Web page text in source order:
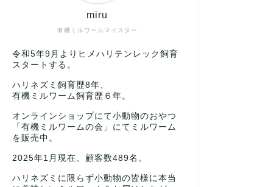
有機ミルワームマイスター
miru
令和5年9月よりヒメハリテンレック飼育
スタートする。
ハリネズミ飼育歴8年、
有機ミルワーム飼育歴６年。
オンラインショップにて小動物のおやつ
「有機ミルワームの会」にてミルワーム
を販売中。
2025年1月現在、顧客数489名。
ハリネズミに限らず小動物の皆様に本当